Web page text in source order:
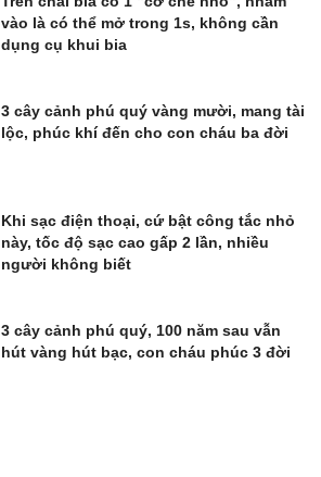
vào là có thể mở trong 1s, không cần
dụng cụ khui bia
3 cây cảnh phú quý vàng mười, mang tài
lộc, phúc khí đến cho con cháu ba đời
Khi sạc điện thoại, cứ bật công tắc nhỏ
này, tốc độ sạc cao gấp 2 lần, nhiều
người không biết
3 cây cảnh phú quý, 100 năm sau vẫn
hút vàng hút bạc, con cháu phúc 3 đời